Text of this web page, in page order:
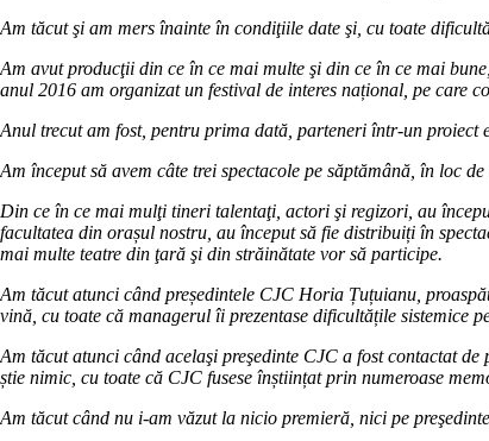
Am tăcut şi am mers înainte în condiţiile date şi, cu toate
Am avut producţii din ce în ce mai multe şi din ce în ce mai
anul 2016 am organizat un festival de interes național, pe care
Anul trecut am fost, pentru prima dată, parteneri într-un proiect
Am început să avem câte trei spectacole pe săptămână, în loc
Din ce în ce mai mulţi tineri talentaţi, actori şi regizori, au
facultatea din orașul nostru, au început să fie distribuiți în
mai multe teatre din ţară şi din străinătate vor să participe.
Am tăcut atunci când președintele CJC Horia Țuțuianu,
vină, cu toate că managerul îi prezentase dificultățile sistemice
Am tăcut atunci când acelaşi preşedinte CJC a fost contactat
știe nimic, cu toate că CJC fusese înștiințat prin numeroase
Am tăcut când nu i-am văzut la nicio premieră, nici pe